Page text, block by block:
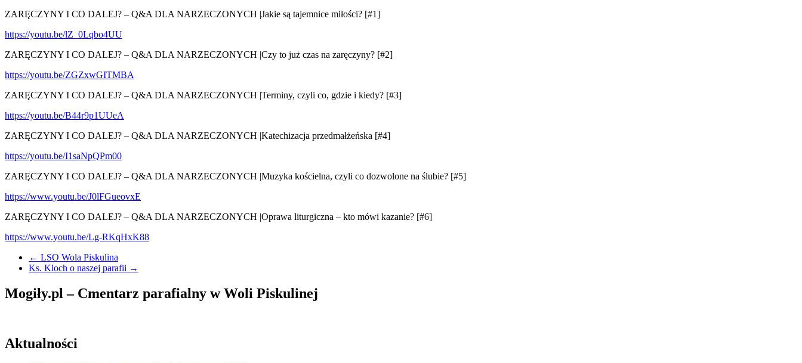
ZARĘCZYNY I CO DALEJ? – Q&A DLA NARZECZONYCH |Jakie są tajemnice miłości? [#1]
https://youtu.be/lZ_0Lqbo4UU
ZARĘCZYNY I CO DALEJ? – Q&A DLA NARZECZONYCH |Czy to już czas na zaręczyny? [#2]
https://youtu.be/ZGZxwGITMBA
ZARĘCZYNY I CO DALEJ? – Q&A DLA NARZECZONYCH |Terminy, czyli co, gdzie i kiedy? [#3]
https://youtu.be/B44r9p1UUeA
ZARĘCZYNY I CO DALEJ? – Q&A DLA NARZECZONYCH |Katechizacja przedmałżeńska [#4]
https://youtu.be/I1saNpQPm00
ZARĘCZYNY I CO DALEJ? – Q&A DLA NARZECZONYCH |Muzyka kościelna, czyli co dozwolone na ślubie? [#5]
https://www.youtu.be/J0lFGueovxE
ZARĘCZYNY I CO DALEJ? – Q&A DLA NARZECZONYCH |Oprawa liturgiczna – kto mówi kazanie? [#6]
https://www.youtu.be/Lg-RKqHxK88
← LSO Wola Piskulina
Ks. Kloch o naszej parafii →
Mogiły.pl – Cmentarz parafialny w Woli Piskulinej
Aktualności